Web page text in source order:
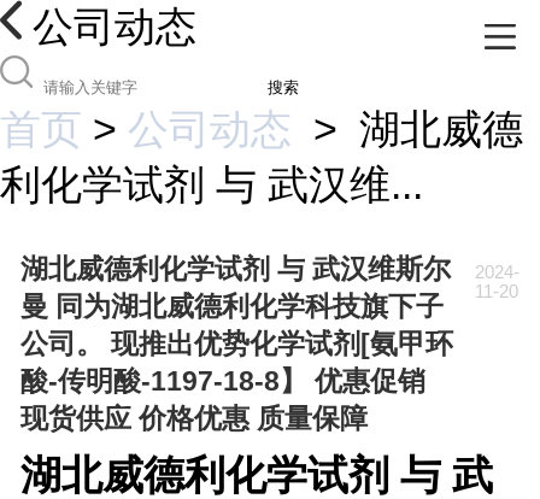
公司动态
搜索
首页 > 公司动态 > 湖北威德
利化学试剂 与 武汉维...
湖北威德利化学试剂 与 武汉维斯尔
曼 同为湖北威德利化学科技旗下子
公司。 现推出优势化学试剂[氨甲环
酸-传明酸-1197-18-8】 优惠促销
现货供应 价格优惠 质量保障
2024-
11-20
湖北威德利化学试剂 与 武